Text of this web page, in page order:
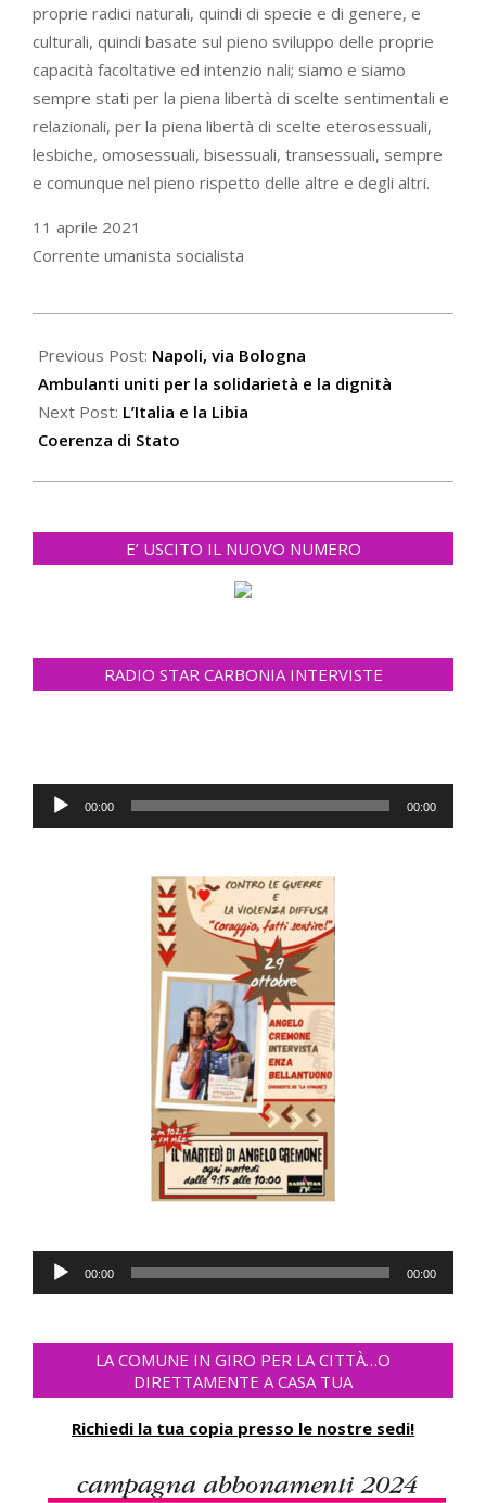
proprie radici naturali, quindi di specie e di genere, e
culturali, quindi basate sul pieno sviluppo delle proprie
capacità facoltative ed intenzio nali; siamo e siamo
sempre stati per la piena libertà di scelte sentimentali e
relazionali, per la piena libertà di scelte eterosessuali,
lesbiche, omosessuali, bisessuali, transessuali, sempre
e comunque nel pieno rispetto delle altre e degli altri.
11 aprile 2021
Corrente umanista socialista
04-
14
Previous Post: Napoli, via Bologna
Ambulanti uniti per la solidarietà e la dignità
Next Post: L’Italia e la Libia
Coerenza di Stato
E’ USCITO IL NUOVO NUMERO
RADIO STAR CARBONIA INTERVISTE
Audio
Player
00:00 00:00
Audio
Player
00:00 00:00
LA COMUNE IN GIRO PER LA CITTÀ…O
DIRETTAMENTE A CASA TUA
Richiedi la tua copia presso le nostre sedi!